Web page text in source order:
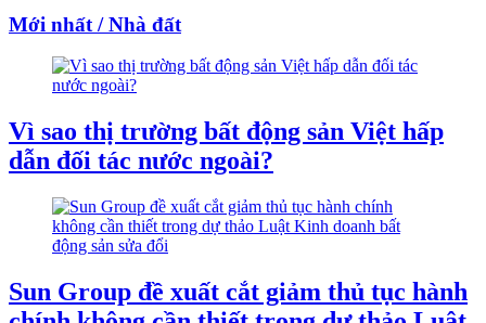
Mới nhất / Nhà đất
Vì sao thị trường bất động sản Việt hấp
dẫn đối tác nước ngoài?
Sun Group đề xuất cắt giảm thủ tục hành